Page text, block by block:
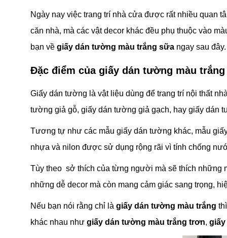
Ngày nay việc trang trí nhà cửa được rất nhiều quan
căn nhà, mà các vật decor khác đều phụ thuộc vào
bạn về giấy dán tường màu trắng sữa ngay sau đây.
Đặc điểm của giấy dán tường màu trắng
Giấy dán tường là vật liệu dùng để trang trí nội thất
tường giả gỗ, giấy dán tường giả gạch, hay giấy dán
Tương tự như các mẫu giấy dán tường khác, mẫu
nhựa và nilon được sử dụng rộng rãi vì tính chống
Tùy theo sở thích của từng người mà sẽ thích những
những dễ decor mà còn mang cảm giác sang trọng,
Nếu bạn nói rằng chỉ là giấy dán tường màu trắng
khác nhau như giấy dán tường màu trắng trơn, giấy